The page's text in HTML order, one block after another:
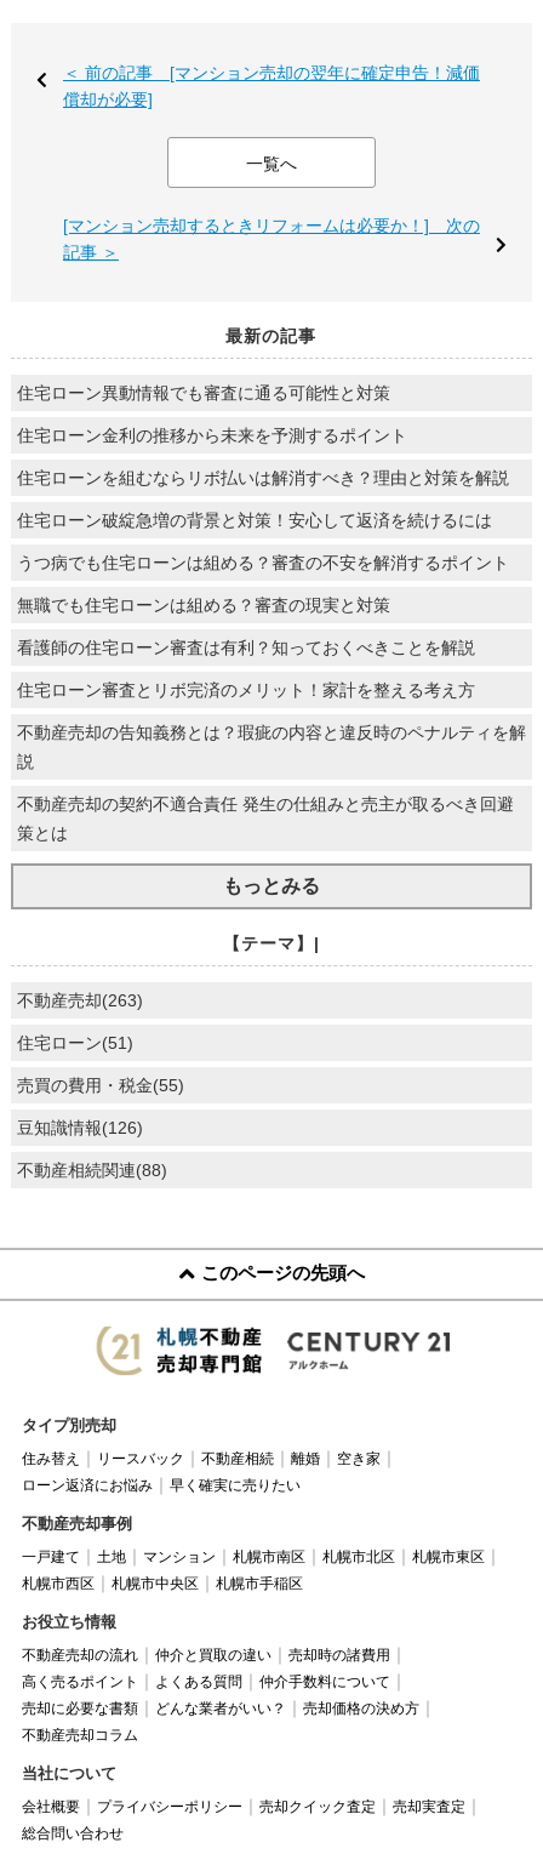
＜ 前の記事 [マンション売却の翌年に確定申告！減価
償却が必要]
一覧へ
[マンション売却するときリフォームは必要か！] 次の
記事 ＞
最新の記事
住宅ローン異動情報でも審査に通る可能性と対策
住宅ローン金利の推移から未来を予測するポイント
住宅ローンを組むならリボ払いは解消すべき？理由と対策を解説
住宅ローン破綻急増の背景と対策！安心して返済を続けるには
うつ病でも住宅ローンは組める？審査の不安を解消するポイント
無職でも住宅ローンは組める？審査の現実と対策
看護師の住宅ローン審査は有利？知っておくべきことを解説
住宅ローン審査とリボ完済のメリット！家計を整える考え方
不動産売却の告知義務とは？瑕疵の内容と違反時のペナルティを解
説
不動産売却の契約不適合責任 発生の仕組みと売主が取るべき回避
策とは
もっとみる
【テーマ】|
不動産売却(263)
住宅ローン(51)
売買の費用・税金(55)
豆知識情報(126)
不動産相続関連(88)
このページの先頭へ
タイプ別売却
住み替え リースバック 不動産相続 離婚
空き家
ローン返済にお悩み
早く確実に売りたい
不動産売却事例
一戸建て 土地 マンション 札幌市南区 札幌市北区
札幌市東区
札幌市西区
札幌市中央区 札幌市手稲区
お役立ち情報
不動産売却の流れ 仲介と買取の違い
売却時の諸費用
高く売るポイント
よくある質問
仲介手数料について
売却に必要な書類
どんな業者がいい？
売却価格の決め方
不動産売却コラム
当社について
会社概要 プライバシーポリシー 売却クイック査定
売却実査定
総合問い合わせ